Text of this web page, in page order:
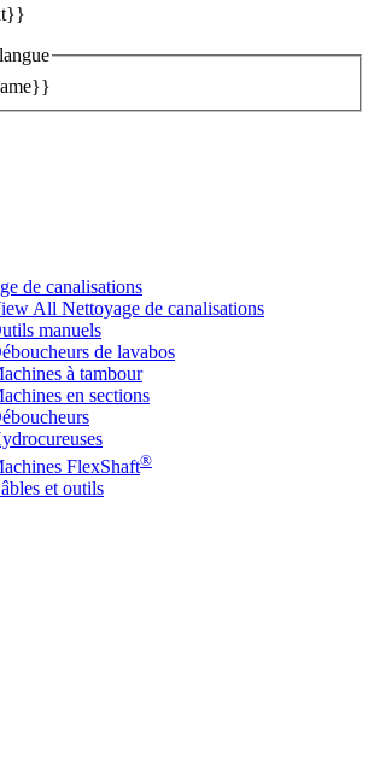
de canalisations
All Nettoyage de canalisations
manuels
de lavabos
à tambour
en sections
FlexShaft®
et outils